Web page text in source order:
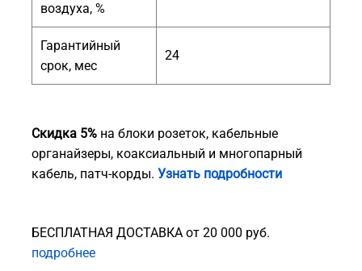
воздуха, %
Гарантийный
срок, мес
24
Скидка 5% на блоки розеток, кабельные
органайзеры, коаксиальный и многопарный
кабель, патч-корды. Узнать подробности
БЕСПЛАТНАЯ ДОСТАВКА от 20 000 руб.
подробнее